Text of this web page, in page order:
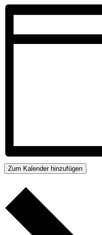
Zum Kalender hinzufügen